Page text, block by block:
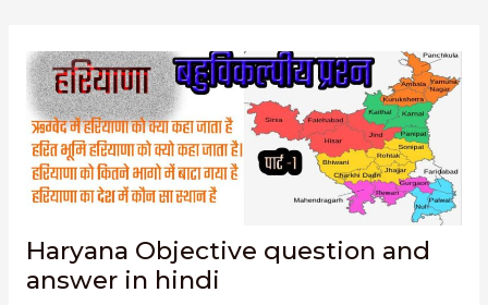
Haryana Objective question and
answer in hindi